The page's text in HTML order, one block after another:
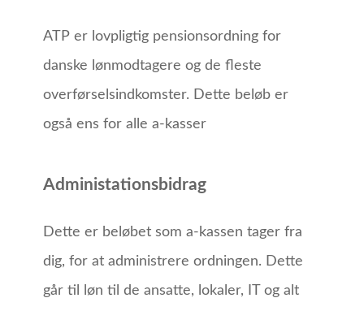
ATP er lovpligtig pensionsordning for
danske lønmodtagere og de fleste
overførselsindkomster. Dette beløb er
også ens for alle a-kasser
Administationsbidrag
Dette er beløbet som a-kassen tager fra
dig, for at administrere ordningen. Dette
går til løn til de ansatte, lokaler, IT og alt